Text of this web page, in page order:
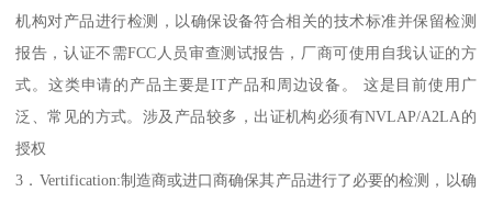
机构对产品进行检测，以确保设备符合相关的技术标准并保留检测
报告，认证不需FCC人员审查测试报告，厂商可使用自我认证的方
式。这类申请的产品主要是IT产品和周边设备。 这是目前使用广
泛、常见的方式。涉及产品较多，出证机构必须有NVLAP/A2LA的
授权
3．Vertification:制造商或进口商确保其产品进行了必要的检测，以确